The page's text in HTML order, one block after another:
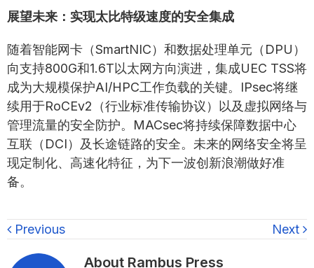
展望未来：实现太比特级速度的安全集成
随着智能网卡（SmartNIC）和数据处理单元（DPU）
向支持800G和1.6T以太网方向演进，集成UEC TSS将
成为大规模保护AI/HPC工作负载的关键。IPsec将继
续用于RoCEv2（行业标准传输协议）以及虚拟网络与
管理流量的安全防护。MACsec将持续保障数据中心
互联（DCI）及长途链路的安全。未来的网络安全将呈
现定制化、高速化特征，为下一波创新浪潮做好准
备。
Previous Next
About Rambus Press